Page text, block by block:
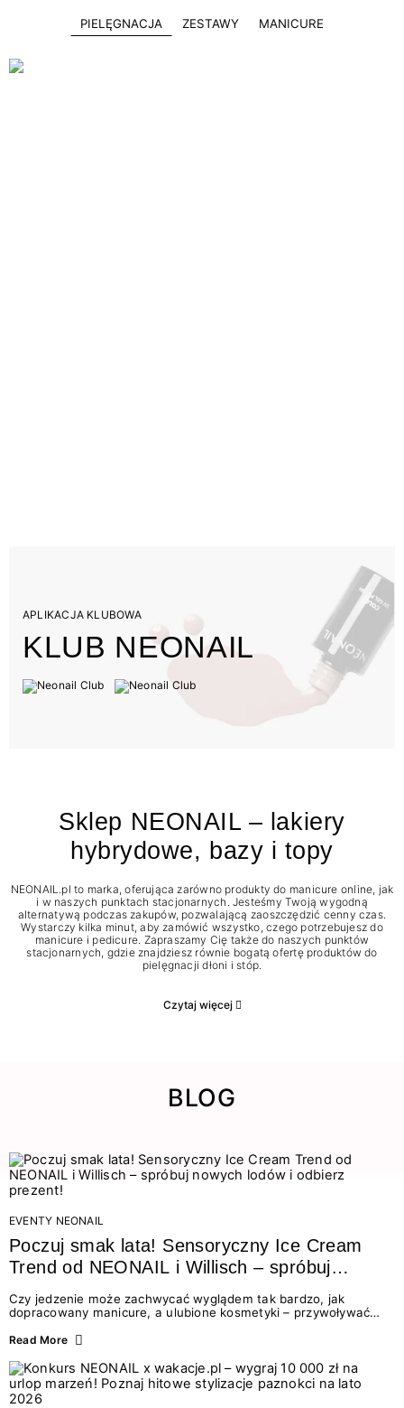
PIELĘGNACJA ZESTAWY MANICURE
APLIKACJA KLUBOWA
KLUB NEONAIL
Sklep NEONAIL – lakiery
hybrydowe, bazy i topy
NEONAIL.pl to marka, oferująca zarówno produkty do manicure online, jak
i w naszych punktach stacjonarnych. Jesteśmy Twoją wygodną
alternatywą podczas zakupów, pozwalającą zaoszczędzić cenny czas.
Wystarczy kilka minut, aby zamówić wszystko, czego potrzebujesz do
manicure i pedicure. Zapraszamy Cię także do naszych punktów
stacjonarnych, gdzie znajdziesz równie bogatą ofertę produktów do
pielęgnacji dłoni i stóp.
Czytaj więcej
BLOG
EVENTY NEONAIL
Poczuj smak lata! Sensoryczny Ice Cream
Trend od NEONAIL i Willisch – spróbuj
nowych lodów i odbierz prezent!
Czy jedzenie może zachwycać wyglądem tak bardzo, jak
dopracowany manicure, a ulubione kosmetyki – przywoływać
świata beauty i oszałamiających deserów to coś więcej niż
zmysłami: przez soczysty kolor, aksamitną teksturę,
orzeźwiający zapach i słodki akcent na podniebieniu. Tego lata
NEONAIL łączy siły z marką Willisch, tworząc unikalny projekt
Read More